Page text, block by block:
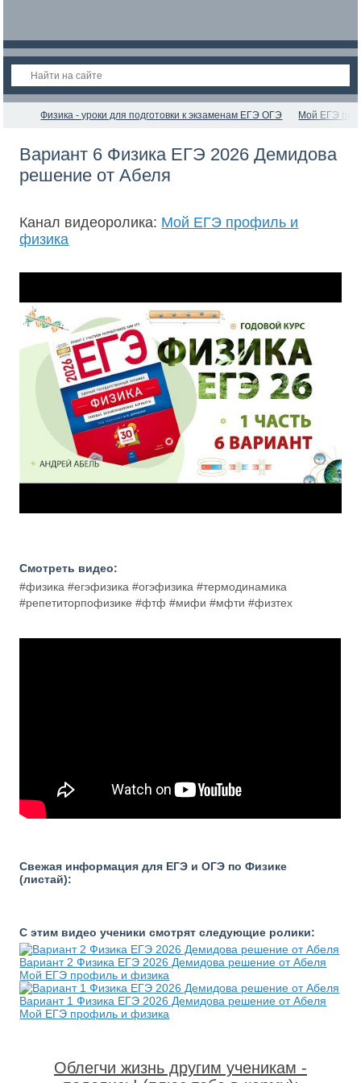
Физика - уроки для подготовки к экзаменам ЕГЭ ОГЭ Мой ЕГЭ
Вариант 6 Физика ЕГЭ 2026 Демидова
решение от Абеля
Канал видеоролика: Мой ЕГЭ профиль и
физика
Смотреть видео:
#физика #егэфизика #огэфизика #термодинамика
#репетиторпофизике #фтф #мифи #мфти #физтех
Свежая информация для ЕГЭ и ОГЭ по Физике
(листай):
С этим видео ученики смотрят следующие ролики:
Вариант 2 Физика ЕГЭ 2026 Демидова решение от Абеля
Мой ЕГЭ профиль и физика
Вариант 1 Физика ЕГЭ 2026 Демидова решение от Абеля
Мой ЕГЭ профиль и физика
Облегчи жизнь другим ученикам -